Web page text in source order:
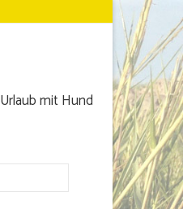
Urlaub mit Hund